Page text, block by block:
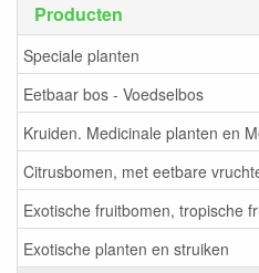
Producten
Speciale planten
Eetbaar bos - Voedselbos
Kruiden. Medicinale planten en
Citrusbomen, met eetbare
Exotische fruitbomen, tropische
Exotische planten en struiken